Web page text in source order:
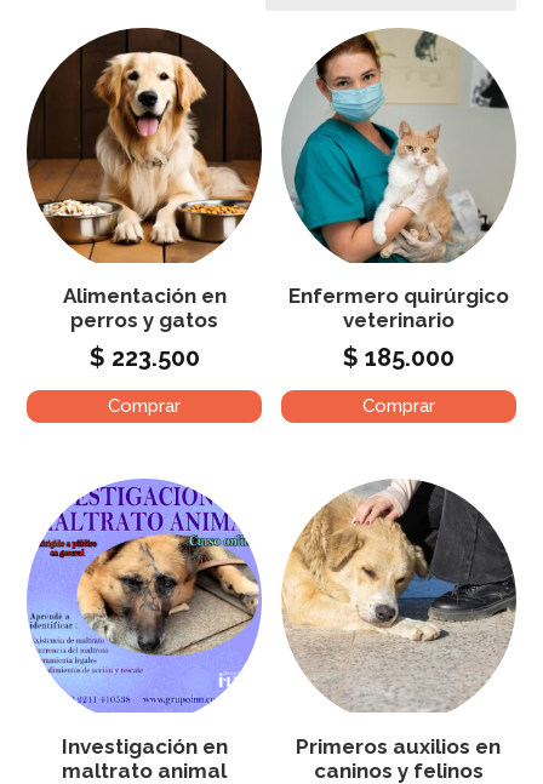
Alimentación en
perros y gatos
$ 223.500
Comprar
Enfermero quirúrgico
veterinario
$ 185.000
Comprar
Investigación en
maltrato animal
Primeros auxilios en
caninos y felinos